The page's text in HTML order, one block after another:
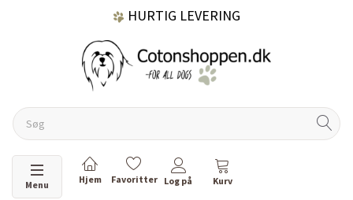
HURTIG LEVERING
60 DAGES RETURRET
Skifte navigation
Menu